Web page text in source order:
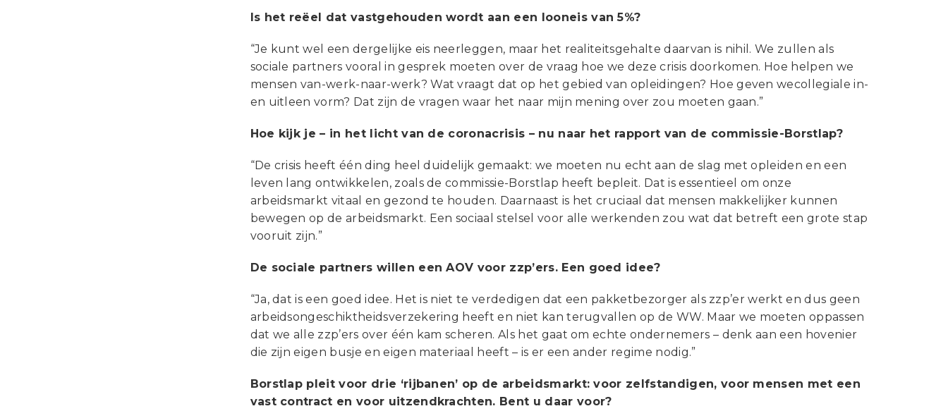
Is het reëel dat vastgehouden wordt aan een looneis van 5%?
“Je kunt wel een dergelijke eis neerleggen, maar het realiteitsgehalte daarvan is nihil. We zullen als
sociale partners vooral in gesprek moeten over de vraag hoe we deze crisis doorkomen. Hoe helpen we
mensen van-werk-naar-werk? Wat vraagt dat op het gebied van opleidingen? Hoe geven wecollegiale in-
en uitleen vorm? Dat zijn de vragen waar het naar mijn mening over zou moeten gaan.”
Hoe kijk je – in het licht van de coronacrisis – nu naar het rapport van de commissie-Borstlap?
“De crisis heeft één ding heel duidelijk gemaakt: we moeten nu echt aan de slag met opleiden en een
leven lang ontwikkelen, zoals de commissie-Borstlap heeft bepleit. Dat is essentieel om onze
arbeidsmarkt vitaal en gezond te houden. Daarnaast is het cruciaal dat mensen makkelijker kunnen
bewegen op de arbeidsmarkt. Een sociaal stelsel voor alle werkenden zou wat dat betreft een grote stap
vooruit zijn.”
De sociale partners willen een AOV voor zzp’ers. Een goed idee?
“Ja, dat is een goed idee. Het is niet te verdedigen dat een pakketbezorger als zzp’er werkt en dus geen
arbeidsongeschiktheidsverzekering heeft en niet kan terugvallen op de WW. Maar we moeten oppassen
dat we alle zzp’ers over één kam scheren. Als het gaat om echte ondernemers – denk aan een hovenier
die zijn eigen busje en eigen materiaal heeft – is er een ander regime nodig.”
Borstlap pleit voor drie ‘rijbanen’ op de arbeidsmarkt: voor zelfstandigen, voor mensen met een
vast contract en voor uitzendkrachten. Bent u daar voor?